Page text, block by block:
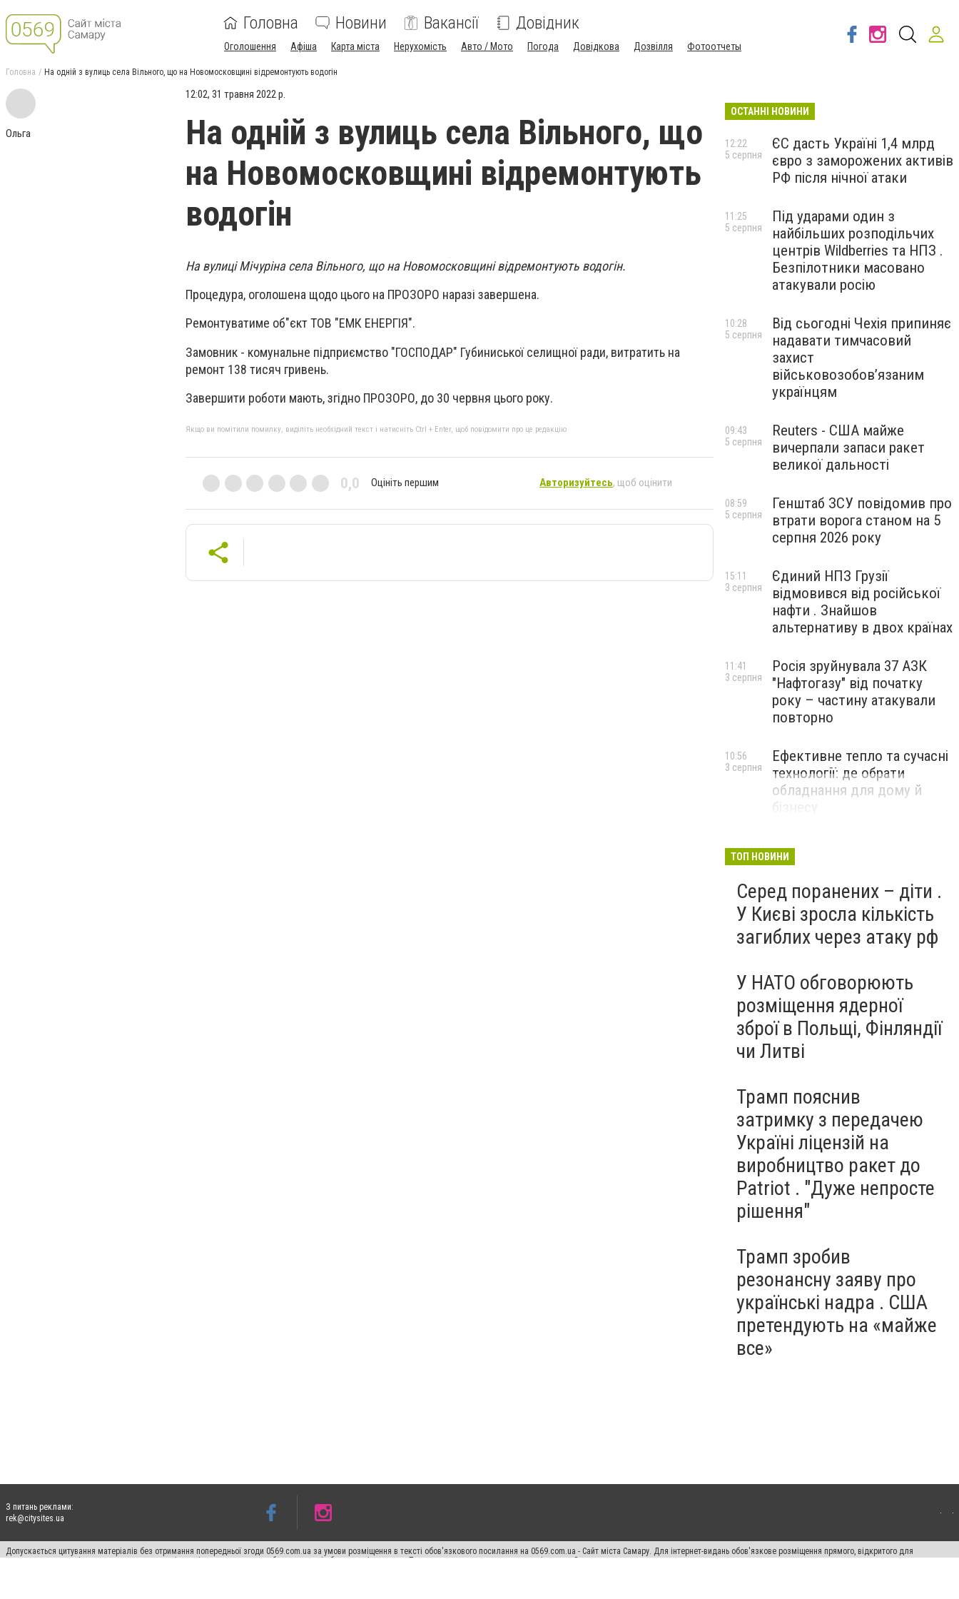
Головна Новини Вакансії Довідник
Оголошення Афіша Карта міста Нерухомість Авто / Мото Погода Довідкова Дозвілля Фотоотчеты
Головна На одній з вулиць села Вільного, що на Новомосковщині відремонтують водогін
Ольга
12:02, 31 травня 2022 р.
На одній з вулиць села Вільного, що
на Новомосковщині відремонтують
водогін
На вулиці Мічуріна села Вільного, що на Новомосковщині відремонтують водогін.
Процедура, оголошена щодо цього на ПРОЗОРО наразі завершена.
Ремонтуватиме об"єкт ТОВ "ЕМК ЕНЕРГІЯ".
Замовник - комунальне підприємство "ГОСПОДАР" Губиниської селищної ради, витратить на
ремонт 138 тисяч гривень.
Завершити роботи мають, згідно ПРОЗОРО, до 30 червня цього року.
Якщо ви помітили помилку, виділіть необхідний текст і натисніть Ctrl + Enter, щоб повідомити про це редакцію
0,0 Оцініть першим Авторизуйтесь, щоб оцінити
ОСТАННІ НОВИНИ
ЄС дасть Україні 1,4 млрд
євро з заморожених активів
РФ після нічної атаки
12:22
5 серпня
Під ударами один з
найбільших розподільчих
центрів Wildberries та НПЗ .
Безпілотники масовано
атакували росію
11:25
5 серпня
Від сьогодні Чехія припиняє
надавати тимчасовий
захист
військовозобов’язаним
українцям
10:28
5 серпня
Reuters - США майже
вичерпали запаси ракет
великої дальності
09:43
5 серпня
Генштаб ЗСУ повідомив про
втрати ворога станом на 5
серпня 2026 року
08:59
5 серпня
Єдиний НПЗ Грузії
відмовився від російської
нафти . Знайшов
альтернативу в двох країнах
15:11
3 серпня
Росія зруйнувала 37 АЗК
"Нафтогазу" від початку
року – частину атакували
повторно
11:41
3 серпня
Ефективне тепло та сучасні
технології: де обрати
обладнання для дому й
бізнесу
10:56
3 серпня
ТОП НОВИНИ
Серед поранених – діти .
У Києві зросла кількість
загиблих через атаку рф
У НАТО обговорюють
розміщення ядерної
зброї в Польщі, Фінляндії
чи Литві
Трамп пояснив
затримку з передачею
Україні ліцензій на
виробництво ракет до
Patriot . "Дуже непросте
рішення"
Трамп зробив
резонансну заяву про
українські надра . США
претендують на «майже
все»
З питань реклами:
rek@citysites.ua
Допускається цитування матеріалів без отримання попередньої згоди 0569.com.ua за умови розміщення в тексті обов'язкового посилання на 0569.com.ua - Сайт міста Самару. Для інтернет-видань обов'язкове розміщення прямого, відкритого для
пошукових систем гіперпосилання на цитовані статті не нижче другого абзацу в тексті або в якості джерела. Порушення виняткових прав переслідується Законом.